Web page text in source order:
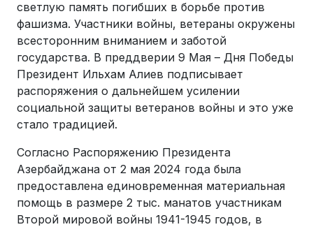
светлую память погибших в борьбе против
фашизма. Участники войны, ветераны окружены
всесторонним вниманием и заботой
государства. В преддверии 9 Мая – Дня Победы
Президент Ильхам Алиев подписывает
распоряжения о дальнейшем усилении
социальной защиты ветеранов войны и это уже
стало традицией.
Согласно Распоряжению Президента
Азербайджана от 2 мая 2024 года была
предоставлена единовременная материальная
помощь в размере 2 тыс. манатов участникам
Второй мировой войны 1941-1945 годов, в